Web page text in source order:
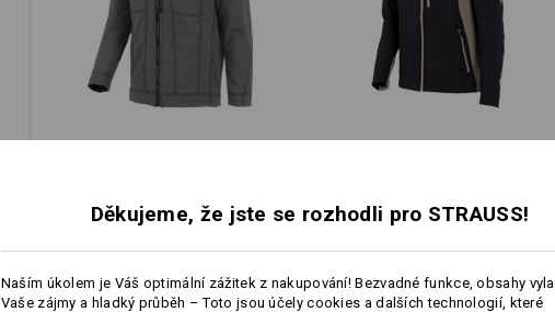
Svrchní materiál
100 % Polyester
Pokyny pro péči:
Perte v pračce na 40 °C
Sušte v sušičce na nízkou
Nečistěte chemicky
MAXIMÁLNÍ VÝKON ZA KAŽDÉHO POCASÍ
ze sveta aktivních odevu a sveta práce ve spojení s vysoce dynamickým
schopna suverénne vzdorovat živlum, aniž by musela sahat ke
Děkujeme, že jste se rozhodli pro STRAUSS!
Naším úkolem je Váš optimální zážitek z nakupování! Bezvadné funkce, obsahy
Vaše zájmy a hladký průběh – Toto jsou účely cookies a dalších technologií, které